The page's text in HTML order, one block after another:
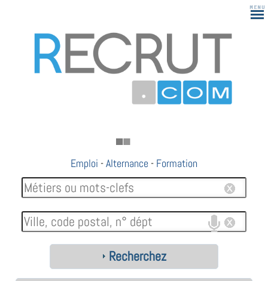
Emploi -Alternance - Formation
Recherchez